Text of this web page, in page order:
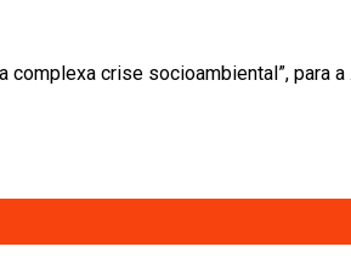
crise socioambiental”, para a